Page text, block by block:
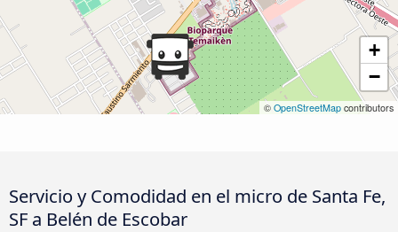
+
−
© OpenStreetMap contributors
Servicio y Comodidad en el micro de Santa Fe,
SF a Belén de Escobar